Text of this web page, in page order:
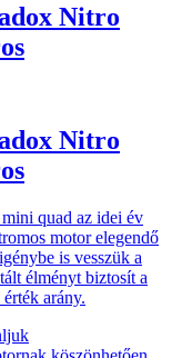
Nitro
Nitro
quad az idei év
motor elegendő
is vesszük a
élményt biztosít a
arány.